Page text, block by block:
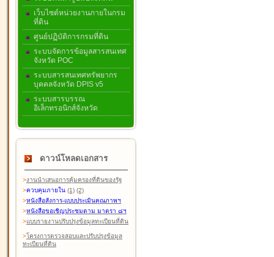
เว็บไซต์หน่วยงานภายในกรม
ที่ดิน
ศูนย์ปฏิบัติการกรมที่ดิน
ระบบจัดการข้อมูลสารสนเทศ
จังหวัด POC
ระบบสารสนเทศทรัพยากร
บุคคลจังหวัด DPIS v5
ระบบสารบรรณ
อิเล็กทรอนิกส์จังหวัด
ดาวน์โหลดเอกสาร
>งานนำเสนอการคุ้มครองที่ดินของรัฐ
>ควบคุมภายใน (1) (2)
>หนังสือสังการ-แบบประเมินคุณภาพฯ
>หนังสือขอเชิญประชุมตาม มาตรา ๘ฯ
>แบบรายงานปรับปรุงข้อมูลทะเบียนที่ดิน
>โครงการตรวจสอบและปรับปรุงข้อมูล
ทะเบียนที่ดิน